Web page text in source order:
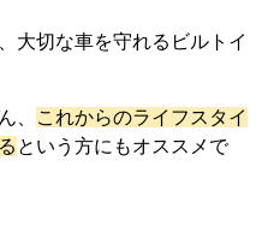
大切な車を守れるビルトイ
、
これからのライフスタイ
という方にもオススメで